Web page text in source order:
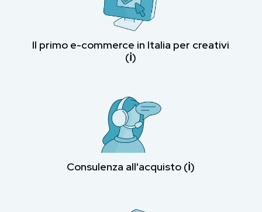
Il primo e-commerce in Italia per creativi
(ℹ︎)
Consulenza all'acquisto (ℹ︎)